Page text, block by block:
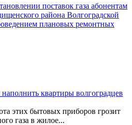
поставок газа абонентам
района Волгоградской
плановых ремонтных
квартиры волгоградцев
этих бытовых приборов грозит
газа в жилое...